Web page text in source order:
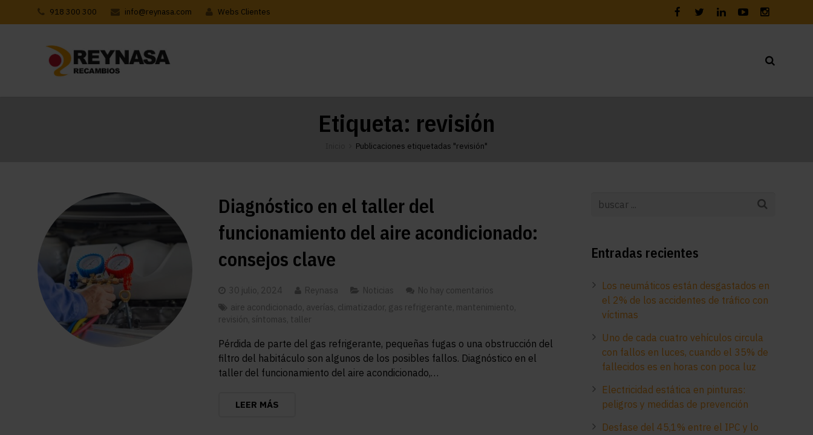
918 300 300 info@reynasa.com Webs Clientes
Etiqueta: revisión
Publicaciones etiquetadas "revisión"
Diagnóstico en el taller del
funcionamiento del aire acondicionado:
consejos clave
30 julio, 2024 Reynasa Noticias
No hay comentarios
aire acondicionado, averías, climatizador, gas refrigerante, mantenimiento,
revisión, síntomas, taller
Pérdida de parte del gas refrigerante, pequeñas fugas o una obstrucción del
filtro del habitáculo son algunos de los posibles fallos. Diagnóstico en el
taller del funcionamiento del aire acondicionado,…
LEER MÁS
Entradas recientes
Los neumáticos están desgastados en
el 2% de los accidentes de tráfico con
víctimas
Uno de cada cuatro vehículos circula
con fallos en luces, cuando el 35% de
fallecidos es en horas con poca luz
Electricidad estática en pinturas:
peligros y medidas de prevención
Desfase del 45,1% entre el IPC y lo